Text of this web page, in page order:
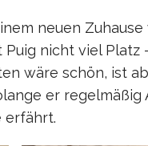
neuen
nicht viel
wäre schön, ist
er
erfährt.